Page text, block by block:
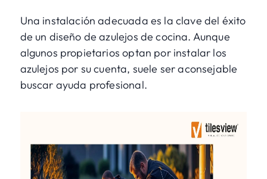
Una instalación adecuada es la clave del éxito
de un diseño de azulejos de cocina. Aunque
algunos propietarios optan por instalar los
azulejos por su cuenta, suele ser aconsejable
buscar ayuda profesional.